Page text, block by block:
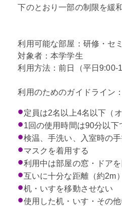
下のとおり一部の制限を緩
利用可能な部屋：研修・セ
対象者：本学学生
利用方法：前日（平日9:00-
利用のためのガイドライン：
定員は2名以上4名以下（
1回の使用時間は90分以
検温、手洗い、入室時の
マスクを着用する
利用中は部屋の窓・ドア
互いに十分な距離（約2m
机・いすを移動させない
使用した机・いす・その